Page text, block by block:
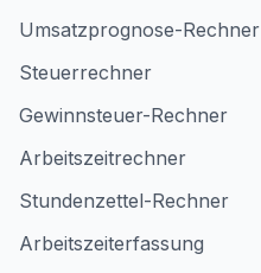
Umsatzprognose-Rechner
Steuerrechner
Gewinnsteuer-Rechner
Arbeitszeitrechner
Stundenzettel-Rechner
Arbeitszeiterfassung